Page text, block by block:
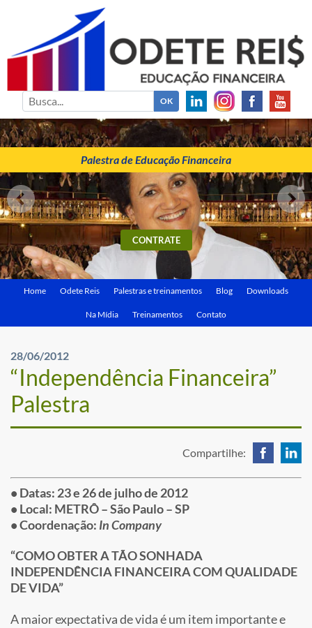
ODETE REIS
Palestrante de Educação Financeira
Palestra de Educação Financeira
CONTRATE
Home Odete Reis Palestras e treinamentos Blog Downloads
Na Mídia Treinamentos Contato
28/06/2012
“Independência Financeira”
Palestra
Compartilhe:
• Datas: 23 e 26 de julho de 2012
• Local: METRÔ – São Paulo – SP
• Coordenação: In Company
“COMO OBTER A TÃO SONHADA
INDEPENDÊNCIA FINANCEIRA COM QUALIDADE
DE VIDA”
A maior expectativa de vida é um item importante e